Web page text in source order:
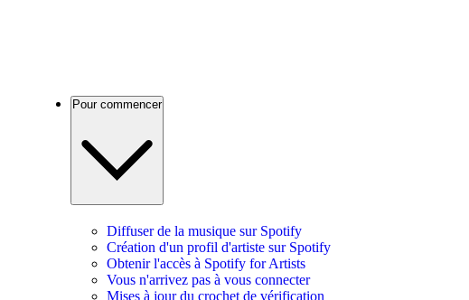
Pour commencer
Diffuser de la musique sur Spotify
Création d'un profil d'artiste sur Spotify
Obtenir l'accès à Spotify for Artists
Vous n'arrivez pas à vous connecter
Mises à jour du crochet de vérification